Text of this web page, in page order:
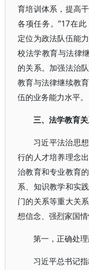
育培训体系，提高
各项任务。”17在
定位为政法队伍能
校法学教育与法律
的关系。加强法治
教育与法律继续教
伍的业务能力水平。
三、法学教育
习近平法治思
行的人才培养理念
治教育和专业教育
系、知识教学和实
门的关系等重大关
想信念、强烈家国
第一，正确处
习近平总书记